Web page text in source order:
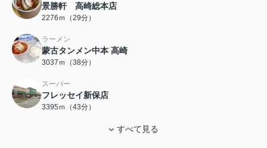
景勝軒 高崎総本店
2276ｍ（29分）
ラーメン
蒙古タンメン中本 高崎
3037ｍ（38分）
スーパー
フレッセイ新保店
3395ｍ（43分）
すべて見る